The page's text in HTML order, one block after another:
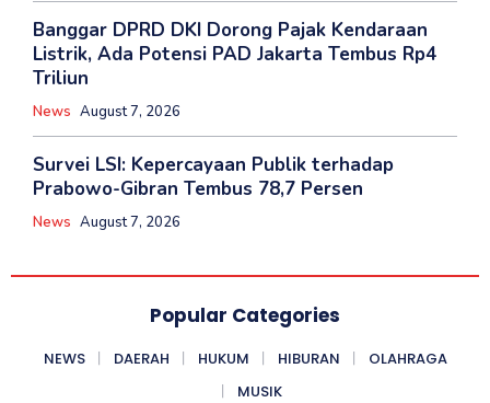
Banggar DPRD DKI Dorong Pajak Kendaraan
Listrik, Ada Potensi PAD Jakarta Tembus Rp4
Triliun
News August 7, 2026
Survei LSI: Kepercayaan Publik terhadap
Prabowo-Gibran Tembus 78,7 Persen
News August 7, 2026
Popular Categories
NEWS DAERAH HUKUM HIBURAN
OLAHRAGA
MUSIK